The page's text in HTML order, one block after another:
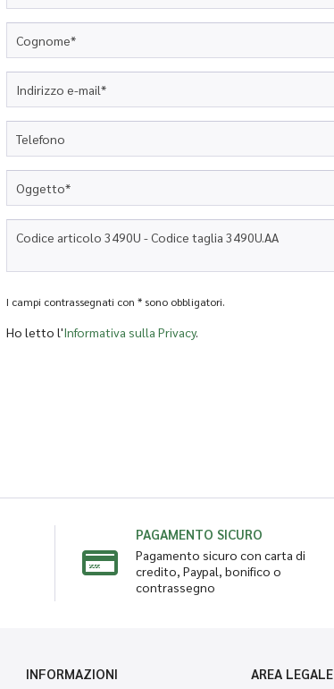
I campi contrassegnati con * sono obbligatori.
Ho letto l'Informativa sulla Privacy.
PAGAMENTO SICURO
Pagamento sicuro con carta di
credito, Paypal, bonifico o
contrassegno
INFORMAZIONI AREA LEGALE